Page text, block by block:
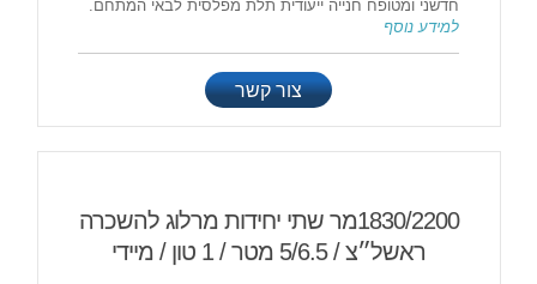
חדשני ומטופח חנייה ייעודית תלת מפלסית לבאי המתחם.
למידע נוסף
צור קשר
1830/2200מר שתי יחידות מרלוג להשכרה
ראשל״צ / 5/6.5 מטר / 1 טון / מיידי